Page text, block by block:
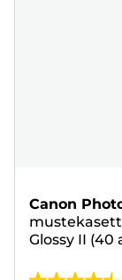
Canon
Glossy II